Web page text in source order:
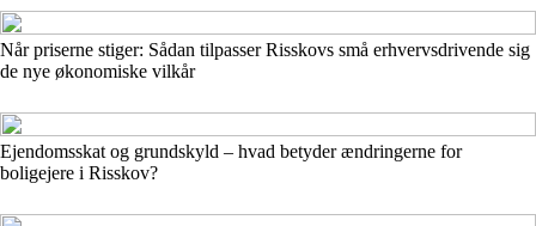
Når priserne stiger: Sådan tilpasser Risskovs små erhvervsdrivende sig
de nye økonomiske vilkår
Ejendomsskat og grundskyld – hvad betyder ændringerne for
boligejere i Risskov?